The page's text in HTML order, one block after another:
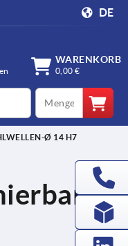
DE
WARENKORB
0,00 €
qty
Ø 14 H7